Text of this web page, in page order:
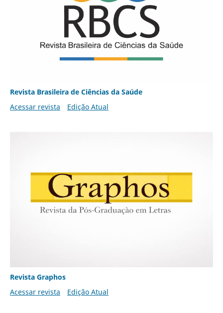
Revista Brasileira de Ciências da Saúde
Acessar revista
Edição Atual
Revista Graphos
Acessar revista
Edição Atual